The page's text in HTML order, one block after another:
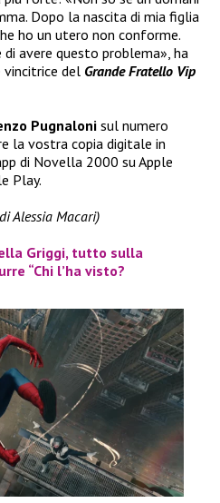
Dopo la nascita di mia figlia
ho un utero non conforme.
avere questo problema», ha
vincitrice del Grande Fratello Vip
Pugnaloni sul numero
la vostra copia digitale in
di Novella 2000 su Apple
Play.
Alessia Macari)
Griggi, tutto sulla
“Chi l’ha visto?